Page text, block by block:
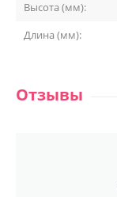
Высота (мм):
Длина (мм):
Отзывы